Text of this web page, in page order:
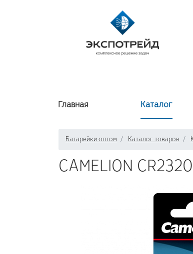
Главная Каталог
Батарейки оптом Каталог товаров
CAMELION